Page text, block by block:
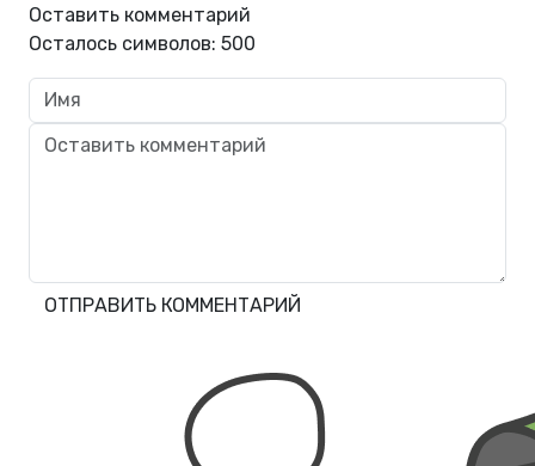
Оставить комментарий
Осталось символов: 500
ОТПРАВИТЬ КОММЕНТАРИЙ